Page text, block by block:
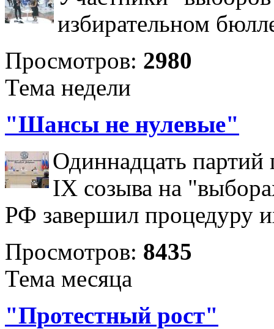
избирательном
Просмотров: 2980
Тема недели
"Шансы не нулевые"
Одиннадцать партий
IX созыва на
РФ завершил процедуру
Просмотров: 8435
Тема месяца
"Протестный рост"